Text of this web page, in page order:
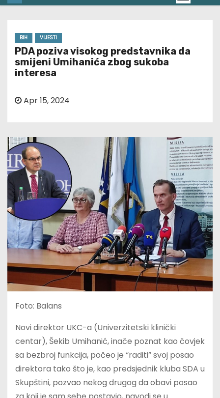
BIH VIJESTI
PDA poziva visokog predstavnika da
smijeni Umihanića zbog sukoba
interesa
Apr 15, 2024
Foto: Balans
Novi direktor UKC-a (Univerzitetski klinički
centar), Šekib Umihanić, inače poznat kao čovjek
sa bezbroj funkcija, počeo je “raditi” svoj posao
direktora tako što je, kao predsjednik kluba SDA u
Skupštini, pozvao nekog drugog da obavi posao